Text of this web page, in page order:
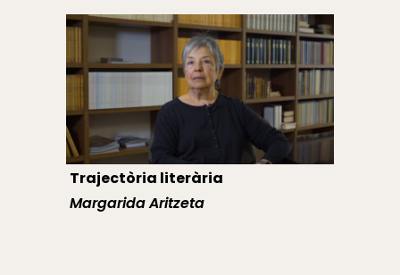
Trajectòria literària
Margarida Aritzeta